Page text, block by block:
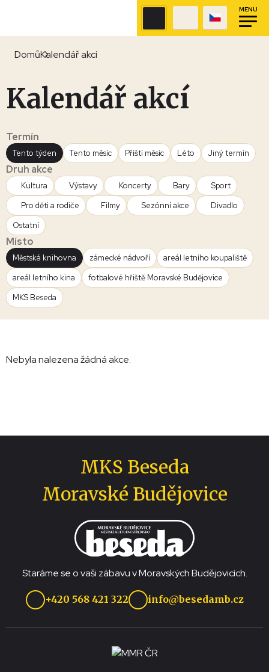
MENU
DomůKalendář akcí
Kalendář akcí
Termín
Tento týden Tento měsíc Příští měsíc Léto Jiný termín
Druh akce
Kultura Výstavy Koncerty Bary
Sport
Pro děti a rodiče
Filmy Sezónní akce
Divadlo
Ostatní
Místo
Městská knihovna zámecké nádvoří
areál letního koupaliště
areál letního kina
fotbalové hřiště Moravské Budějovice
MKS Beseda
Nebyla nalezena žádná akce.
MKS Beseda
Moravské Budějovice
Staráme se o vaši zábavu v Moravských Budějovicích.
+420 568 421 322 info@besedamb.cz